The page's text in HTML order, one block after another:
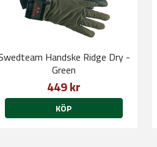
Handske Ridge Dry -
Green
449 kr
KÖP